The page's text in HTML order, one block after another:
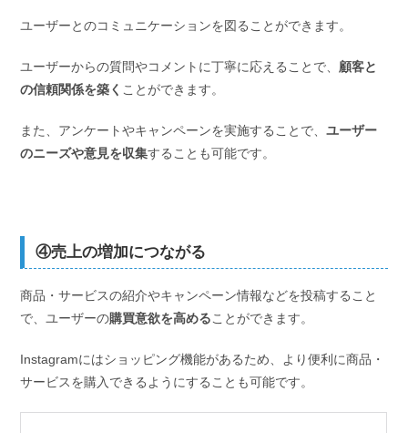
ユーザーとのコミュニケーションを図ることができます。
ユーザーからの質問やコメントに丁寧に応えることで、 顧客と
の信頼関係を築く ことができます。
また、アンケートやキャンペーンを実施することで、ユーザー
のニーズや意見を収集することも可能です。
④売上の増加につながる
商品・サービスの紹介やキャンペーン情報などを投稿すること
で、ユーザーの購買意欲を高めることができます。
Instagramにはショッピング機能があるため、より便利に商品・
サービスを購入できるようにすることも可能です。